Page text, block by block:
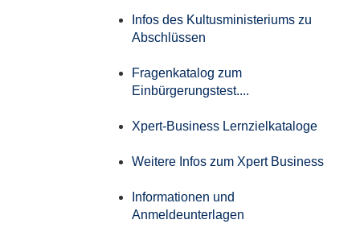
Infos des Kultusministeriums zu
Abschlüssen
Fragenkatalog zum
Einbürgerungstest....
Xpert-Business Lernzielkataloge
Weitere Infos zum Xpert Business
Informationen und
Anmeldeunterlagen